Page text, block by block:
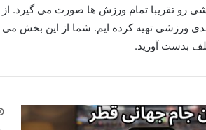
رو تقریبا تمام ورزش ها صورت می گیرد. از
ورزشی تهیه کرده ایم. شما از این بخش می
بدست آورید.